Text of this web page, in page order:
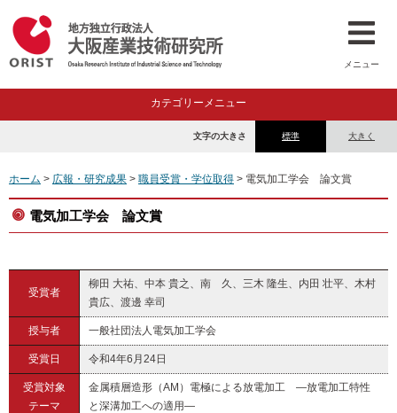
メニュー
カテゴリーメニュー
標準 大きく
文字の大きさ
ホーム > 広報・研究成果 > 職員受賞・学位取得 > 電気加工学会 論文賞
電気加工学会 論文賞
受賞者
柳田 大祐、中本 貴之、南 久、三木 隆生、内田 壮平、木村
貴広、渡邊 幸司
授与者 一般社団法人電気加工学会
受賞日 令和4年6月24日
受賞対象
テーマ
金属積層造形（AM）電極による放電加工 ―放電加工特性
と深溝加工への適用―